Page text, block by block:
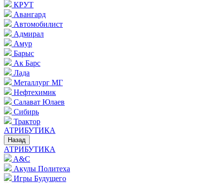
КРУТ
Авангард
Автомобилист
Адмирал
Амур
Барыс
Ак Барс
Лада
Металлург МГ
Нефтехимик
Салават Юлаев
Сибирь
Трактор
АТРИБУТИКА
Назад
АТРИБУТИКА
A&C
Акулы Политеха
Игры Будущего